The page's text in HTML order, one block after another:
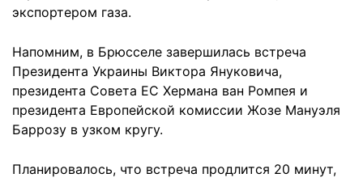
экспортером газа.
Напомним, в Брюсселе завершилась встреча
Президента Украины Виктора Януковича,
президента Совета ЕС Хермана ван Ромпея и
президента Европейской комиссии Жозе Мануэля
Баррозу в узком кругу.
Планировалось, что встреча продлится 20 минут,